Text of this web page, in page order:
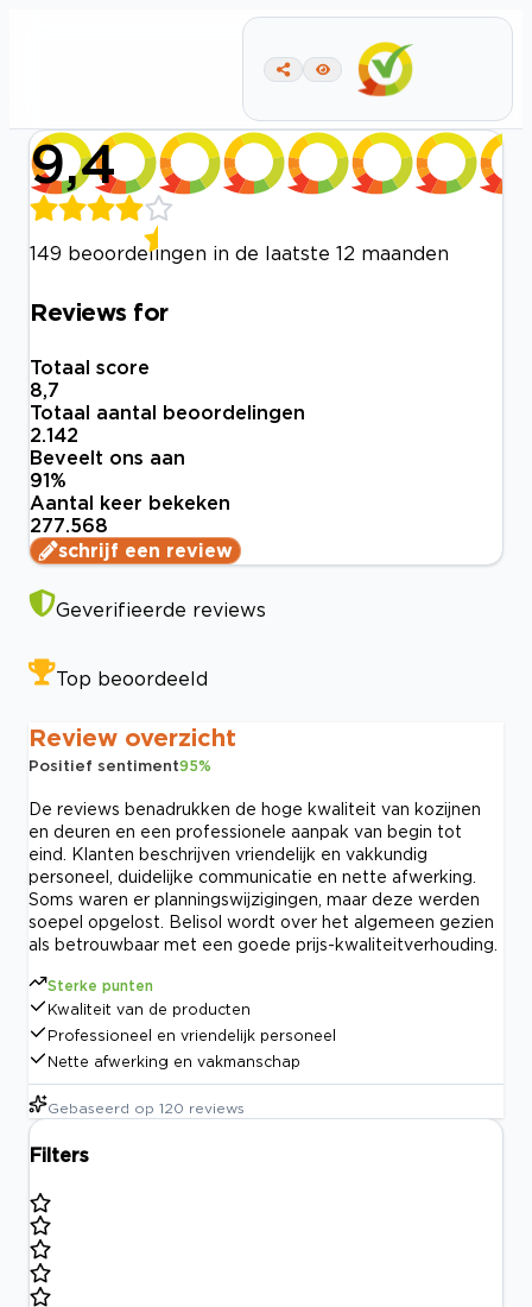
9,4
149 beoordelingen in de laatste 12 maanden
Reviews for
Totaal score
8,7
Totaal aantal beoordelingen
2.142
Beveelt ons aan
91%
Aantal keer bekeken
277.568
schrijf een review
Geverifieerde reviews
Top beoordeeld
Review overzicht
Positief sentiment95%
De reviews benadrukken de hoge kwaliteit van kozijnen
en deuren en een professionele aanpak van begin tot
eind. Klanten beschrijven vriendelijk en vakkundig
personeel, duidelijke communicatie en nette afwerking.
Soms waren er planningswijzigingen, maar deze werden
soepel opgelost. Belisol wordt over het algemeen gezien
als betrouwbaar met een goede prijs-kwaliteitverhouding.
Sterke punten
Kwaliteit van de producten
Professioneel en vriendelijk personeel
Nette afwerking en vakmanschap
Gebaseerd op 120 reviews
Filters